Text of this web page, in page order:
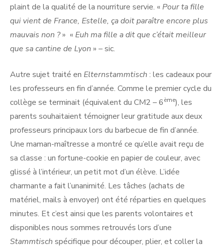
plaint de la qualité de la nourriture servie. « Pour ta fille
qui vient de France, Estelle, ça doit paraître encore plus
mauvais non ?» « Euh ma fille a dit que c’était meilleur
que sa cantine de Lyon » – sic.
Autre sujet traité en Elternstammtisch : les cadeaux pour
les professeurs en fin d’année. Comme le premier cycle du
collège se terminait (équivalent du CM2 – 6ème), les
parents souhaitaient témoigner leur gratitude aux deux
professeurs principaux lors du barbecue de fin d’année.
Une maman-maîtresse a montré ce qu’elle avait reçu de
sa classe : un fortune-cookie en papier de couleur, avec
glissé à l’intérieur, un petit mot d’un élève. L’idée
charmante a fait l’unanimité. Les tâches (achats de
matériel, mails à envoyer) ont été réparties en quelques
minutes. Et c’est ainsi que les parents volontaires et
disponibles nous sommes retrouvés lors d’une
Stammtisch spécifique pour découper, plier, et coller la